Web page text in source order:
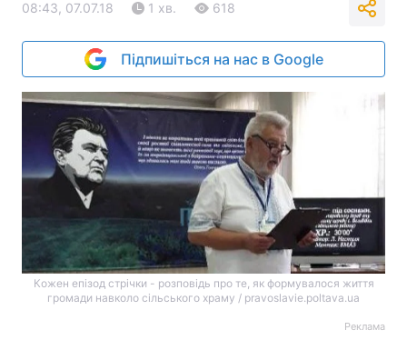
08:43, 07.07.18 1 хв. 618
Підпишіться на нас в Google
Кожен епізод стрічки - розповідь про те, як формувалося життя
громади навколо сільського храму / pravoslavie.poltava.ua
Реклама